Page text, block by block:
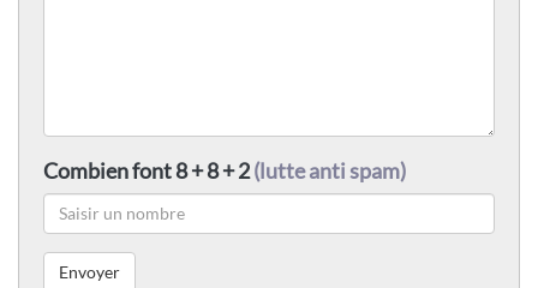
Combien font 8 + 8 + 2(lutte anti spam)